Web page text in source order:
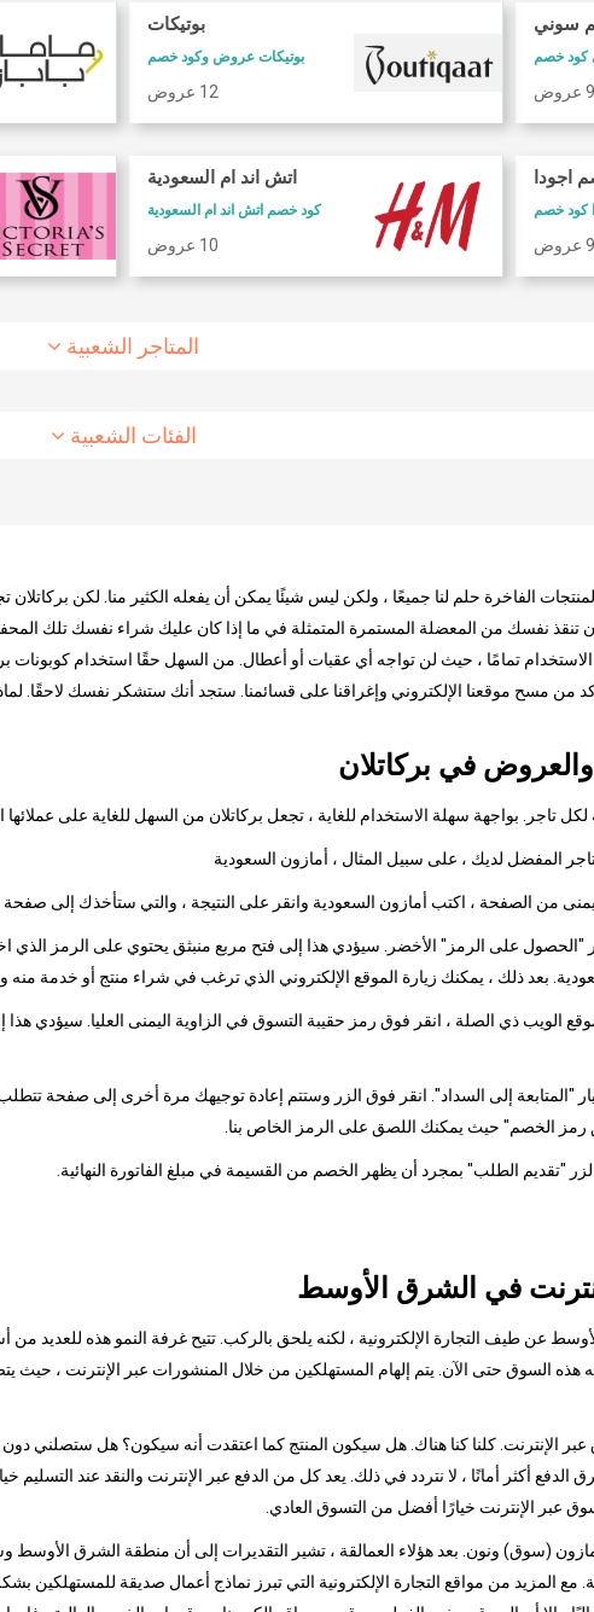
كود خصم طيران الاتحاد
كود خصم طيران الاتحاد
سوني
كود خصم
9 عروض
اجودا
كود خصم
9 عروض
بوتيكات
بوتيكات عروض وكود خصم
12 عروض
اتش اند ام السعودية
كود خصم اتش اند ام السعودية
10 عروض
المتاجر الشعبية
الفئات الشعبية
الفاخرة حلم لنا جميعًا ، ولكن ليس شيئًا يمكن أن يفعله الكثير منا. لكن
نفسك من المعضلة المستمرة المتمثلة في ما إذا كان عليك شراء نفسك تلك
تمامًا ، حيث لن تواجه أي عقبات أو أعطال. من السهل حقًا استخدام
من مسح موقعنا الإلكتروني وإغراقنا على قسائمنا. ستجد أنك ستشكر نفسك لاحقًا.
في بركاتلان
تاجر. بواجهة سهلة الاستخدام للغاية ، تجعل بركاتلان من السهل للغاية على
"الحصول على الرمز" الأخضر. سيؤدي هذا إلى فتح مربع منبثق يحتوي على الرمز الذي
بعد ذلك ، يمكنك زيارة الموقع الإلكتروني الذي ترغب في شراء منتج أو خدمة منه
الويب ذي الصلة ، انقر فوق رمز حقيبة التسوق في الزاوية اليمنى العليا. سيؤدي
"المتابعة إلى السداد". انقر فوق الزر وستتم إعادة توجيهك مرة أخرى إلى صفحة
الخصم" حيث يمكنك اللصق على الرمز الخاص بنا.
في الشرق الأوسط
عن طيف التجارة الإلكترونية ، لكنه يلحق بالركب. تتيح غرفة النمو هذه للعديد من
الإنترنت. كلنا كنا هناك. هل سيكون المنتج كما اعتقدت أنه سيكون؟ هل ستصلني
أكثر أمانًا ، لا نتردد في ذلك. يعد كل من الدفع عبر الإنترنت والنقد عند التسليم
عبر الإنترنت خيارًا أفضل من التسوق العادي.
(سوق) ونون. بعد هؤلاء العمالقة ، تشير التقديرات إلى أن منطقة الشرق الأوسط
مع المزيد من مواقع التجارة الإلكترونية التي تبرز نماذج أعمال صديقة